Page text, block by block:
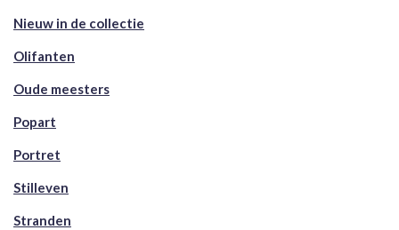
Nieuw in de collectie
Olifanten
Oude meesters
Popart
Portret
Stilleven
Stranden